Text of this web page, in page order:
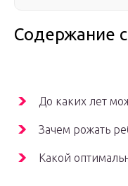
Содержание
До каких лет
Зачем рожать
Какой